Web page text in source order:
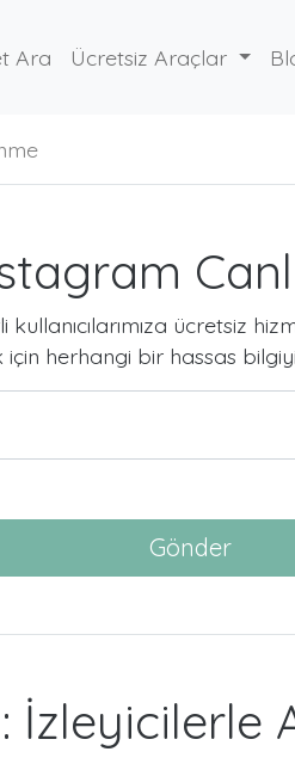
Ara Ücretsiz Araçlar
kullanıcılarımıza ücretsiz
herhangi bir hassas
Gönder
İzleyicilerle